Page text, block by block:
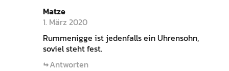
Matze
1. März 2020
Rummenigge ist jedenfalls ein Uhrensohn,
soviel steht fest.
Antworten